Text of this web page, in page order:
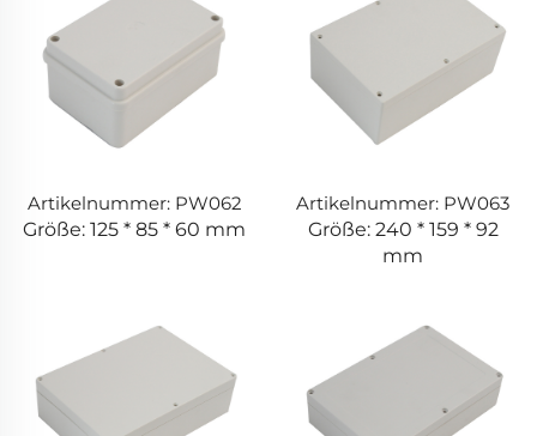
Artikelnummer: PW062
Größe: 125 * 85 * 60 mm
Artikelnummer: PW063
Größe: 240 * 159 * 92
mm